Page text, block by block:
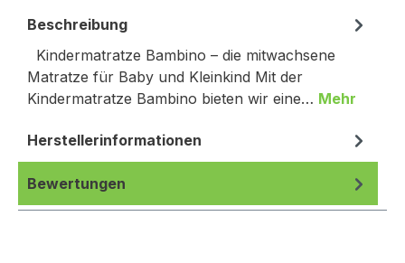
Beschreibung
Kindermatratze Bambino – die mitwachsene
Matratze für Baby und Kleinkind Mit der
Kindermatratze Bambino bieten wir eine… Mehr
Herstellerinformationen
Bewertungen